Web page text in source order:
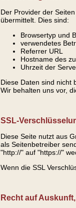
Der Provider der
übermittelt. Dies sind:
Browsertyp und
verwendetes
Referrer URL
Hostname des
Uhrzeit der
Diese Daten sind nicht
Wir behalten uns vor,
SSL-
Diese Seite nutzt aus
als Seitenbetreiber
"http://" auf "https://"
Wenn die SSL
Recht auf